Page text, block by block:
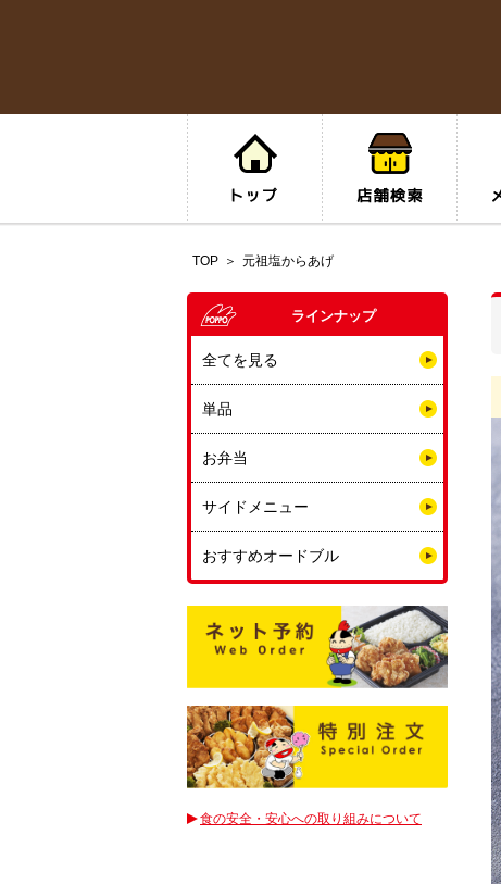
TOP 元祖塩からあげ
ラインナップ
全てを見る
単品
お弁当
サイドメニュー
おすすめオードブル
食の安全・安心への取り組みについて